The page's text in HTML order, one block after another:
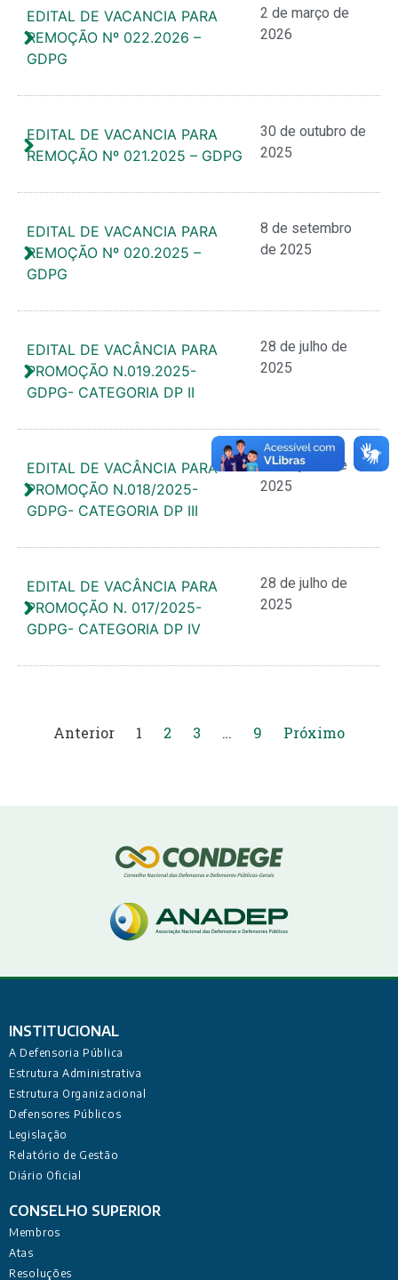
EDITAL DE VACANCIA PARA
REMOÇÃO Nº 022.2026 –
GDPG
2 de março de
2026
EDITAL DE VACANCIA PARA
REMOÇÃO Nº 021.2025 – GDPG
30 de outubro de
2025
EDITAL DE VACANCIA PARA
REMOÇÃO Nº 020.2025 –
GDPG
8 de setembro
de 2025
EDITAL DE VACÂNCIA PARA
PROMOÇÃO N.019.2025-
GDPG- CATEGORIA DP II
28 de julho de
2025
EDITAL DE VACÂNCIA PARA
PROMOÇÃO N.018/2025-
GDPG- CATEGORIA DP III
28 de julho de
2025
EDITAL DE VACÂNCIA PARA
PROMOÇÃO N. 017/2025-
GDPG- CATEGORIA DP IV
28 de julho de
2025
Anterior 1 2 3 … 9 Próximo
INSTITUCIONAL
A Defensoria Pública
Estrutura Administrativa
Estrutura Organizacional
Defensores Públicos
Legislação
Relatório de Gestão
Diário Oficial
CONSELHO SUPERIOR
Membros
Atas
Resoluções